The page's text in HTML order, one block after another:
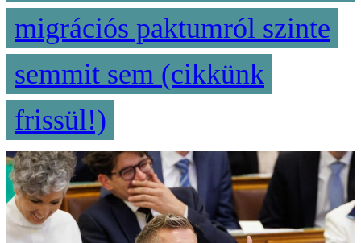
migrációs paktumról szinte
semmit sem (cikkünk
frissül!)